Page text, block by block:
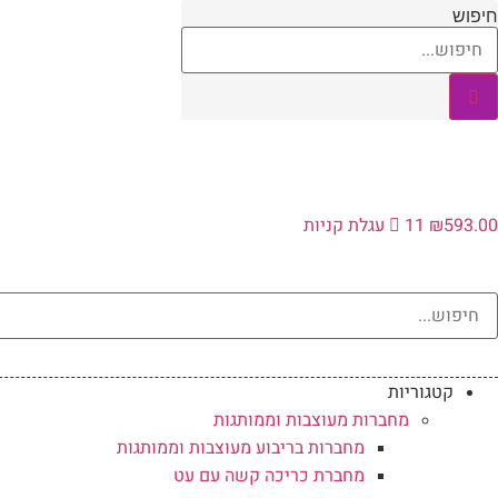
דלג
לתוכן
חיפוש
₪593.00
11 עגלת קניות
קטגוריות
מחברות מעוצבות וממותגות
מחברות בריבוע מעוצבות וממותגות
מחברת כריכה קשה עם עט